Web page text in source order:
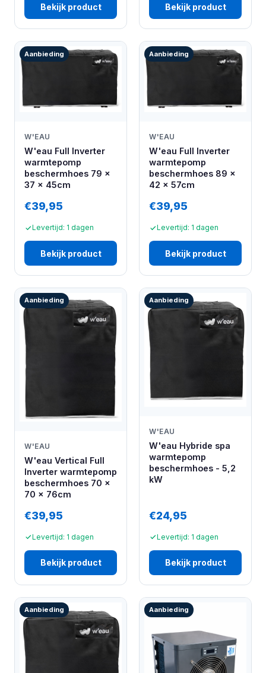
Bekijk product Bekijk product
Aanbieding
W'EAU
W'eau Full Inverter
warmtepomp
beschermhoes 79 x
37 x 45cm
€39,95
Levertijd: 1 dagen
Bekijk product
Aanbieding
W'EAU
W'eau Full Inverter
warmtepomp
beschermhoes 89 x
42 x 57cm
€39,95
Levertijd: 1 dagen
Bekijk product
Aanbieding
W'EAU
W'eau Vertical Full
Inverter warmtepomp
beschermhoes 70 x
70 x 76cm
€39,95
Levertijd: 1 dagen
Bekijk product
Aanbieding
W'EAU
W'eau Hybride spa
warmtepomp
beschermhoes - 5,2
kW
€24,95
Levertijd: 1 dagen
Bekijk product
Aanbieding Aanbieding